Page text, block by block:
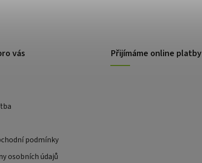
vás
podmínky
osobních údajů
Přijímáme online platby